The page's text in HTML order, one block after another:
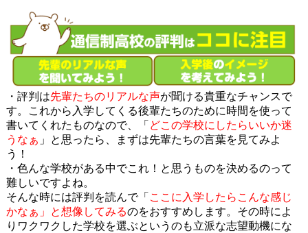
・評判は先輩たちのリアルな声が聞ける貴重なチャンスで
す。これから入学してくる後輩たちのために時間を使って
書いてくれたものなので、「 どこの学校にしたらいいか迷
うなぁ 」と思ったら、まずは先輩たちの言葉を見てみよ
う！
・色んな学校がある中でこれ！と思うものを決めるのって
難しいですよね。
そんな時には評判を読んで「 ここに入学したらこんな感じ
かなぁ」と想像してみるのをおすすめします。その時によ
りワクワクした学校を選ぶというのも立派な志望動機にな